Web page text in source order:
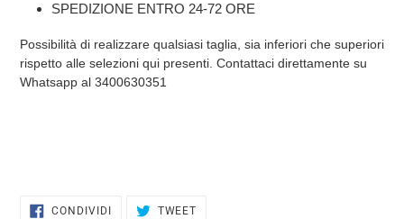
SPEDIZIONE ENTRO 24-72 ORE
Possibilità di realizzare qualsiasi taglia, sia inferiori che superiori
rispetto alle selezioni qui presenti. Contattaci direttamente su
Whatsapp al 3400630351
CONDIVIDI CONDIVIDITWEET